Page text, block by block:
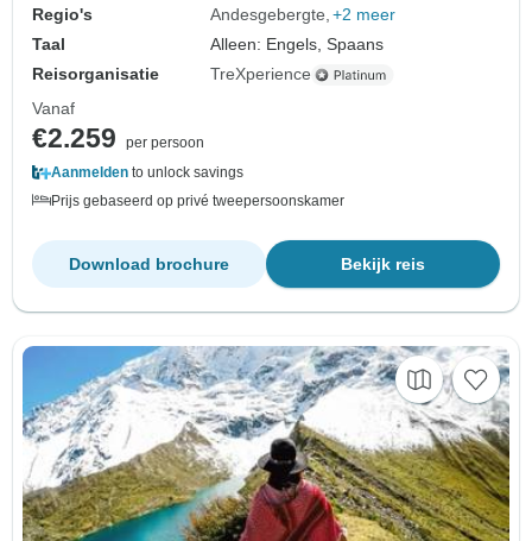
Regio's Andesgebergte +2 meer
Taal
Alleen: Engels, Spaans
Reisorganisatie
TreXperience
Vanaf
€2.259
per persoon
Aanmelden to unlock savings
Prijs gebaseerd op privé tweepersoonskamer
Bekijk reis
Download brochure